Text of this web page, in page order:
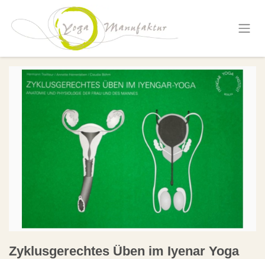
Zum Inhalt springen
Zyklusgerechtes Üben im Iyenar Yoga